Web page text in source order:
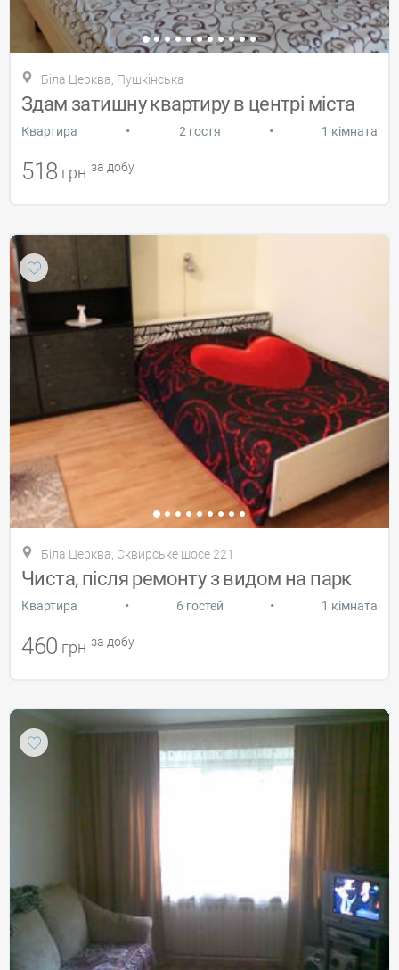
Біла Церква, Пушкінська
Здам затишну квартиру в центрі міста
Квартира • 2 гостя • 1 кімната
518 грн за добу
Біла Церква, Сквирське шосе 221
Чиста, після ремонту з видом на парк
Квартира • 6 гостей • 1 кімната
460 грн за добу